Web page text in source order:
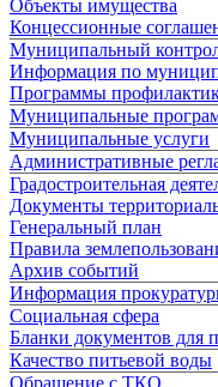
Объекты имущества
Концессионные
Муниципальный
Информация по
Программы
Муниципальные
Муниципальные услуги
Административные
Градостроительная
Документы
Генеральный план
Правила
Архив событий
Информация
Социальная сфера
Бланки документов для
Качество питьевой воды
Обращение с ТКО